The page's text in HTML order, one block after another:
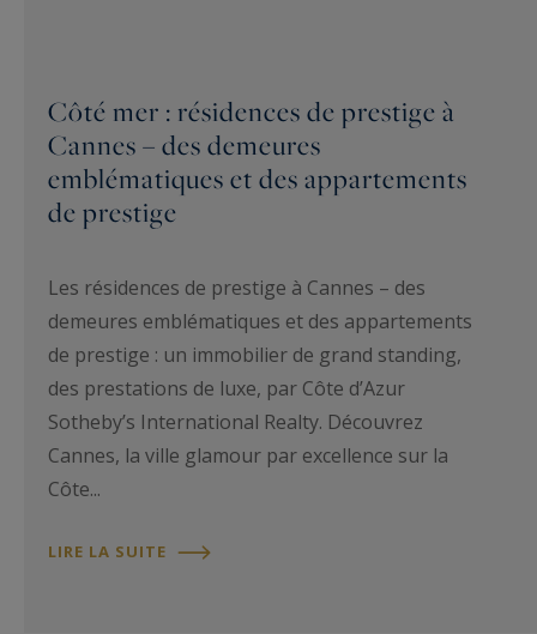
Côté mer : résidences de prestige à
Cannes – des demeures
emblématiques et des appartements
de prestige
Les résidences de prestige à Cannes – des
demeures emblématiques et des appartements
de prestige : un immobilier de grand standing,
des prestations de luxe, par Côte d’Azur
Sotheby’s International Realty. Découvrez
Cannes, la ville glamour par excellence sur la
Côte...
LIRE LA SUITE